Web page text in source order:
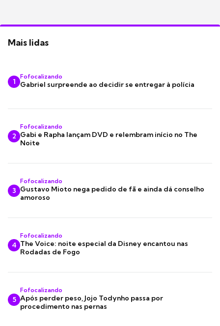
Mais lidas
1
Fofocalizando
Gabriel surpreende ao decidir se entregar à polícia
2
Fofocalizando
Gabi e Rapha lançam DVD e relembram início no The
Noite
3
Fofocalizando
Gustavo Mioto nega pedido de fã e ainda dá conselho
amoroso
4
Fofocalizando
The Voice: noite especial da Disney encantou nas
Rodadas de Fogo
5
Fofocalizando
Após perder peso, Jojo Todynho passa por
procedimento nas pernas